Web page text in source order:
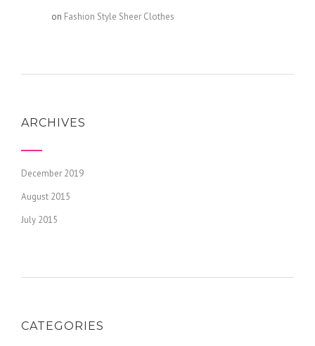
on Fashion Style Sheer Clothes
ARCHIVES
December 2019
August 2015
July 2015
CATEGORIES